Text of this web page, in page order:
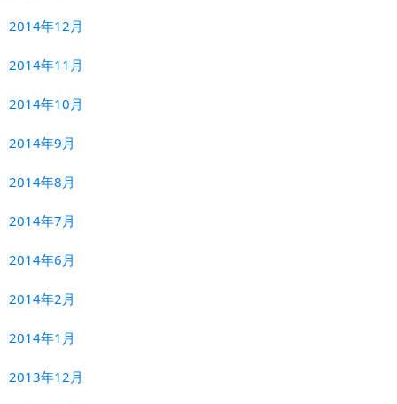
2014年12月
2014年11月
2014年10月
2014年9月
2014年8月
2014年7月
2014年6月
2014年2月
2014年1月
2013年12月